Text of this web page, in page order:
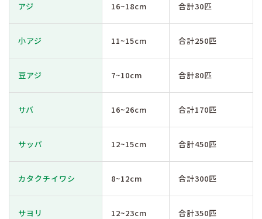
アジ 16~18cm 合計30匹
小アジ 11~15cm 合計250匹
豆アジ 7~10cm 合計80匹
サバ 16~26cm 合計170匹
サッパ 12~15cm 合計450匹
カタクチイワシ 8~12cm 合計300匹
サヨリ 12~23cm 合計350匹